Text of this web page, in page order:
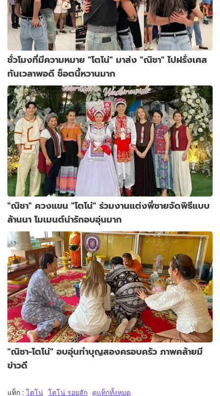
ชั่วโมงที่มีความหมาย "โตโน่" มาส่ง "ณิชา" ไปฝรั่งเศส
ทันเวลาพอดี ช็อตนี้หวานมาก
"ณิชา" ควงแขน "โตโน่" ร่วมงานแต่งพี่ชายจัดพิธีแบบ
ล้านนา โมเมนต์น่ารักอบอุ่นมาก
"ณิชา-โตโน่" อบอุ่นทำบุญสองครอบครัว ภาพคล้ายมี
ข่าวดี
แท็ก : โตโน่ โตโน่ รอยสัก ดูแท็กทั้งหมด